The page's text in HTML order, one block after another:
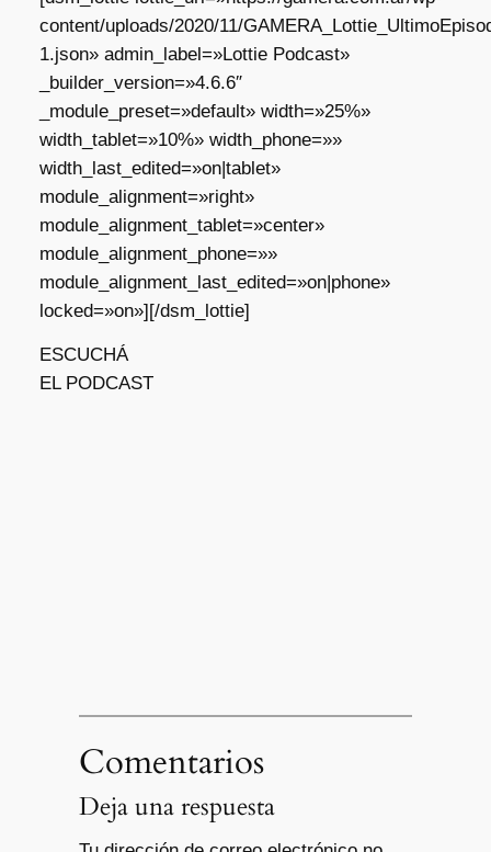
content/uploads/2020/11/
1.json» admin_label=»Lottie Podcast»
_builder_version=»4.6.6″
_module_preset=»default» width=»25%»
width_tablet=»10%» width_phone=»»
width_last_edited=»on|tablet»
module_alignment=»right»
module_alignment_tablet=»center»
module_alignment_phone=»»
module_alignment_last_edited=»on|phone»
locked=»on»][/dsm_lottie]
ESCUCHÁ
EL PODCAST
Comentarios
Deja una respuesta